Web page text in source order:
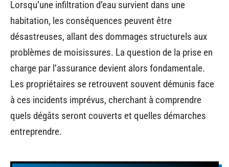
Lorsqu’une infiltration d’eau survient dans une
habitation, les conséquences peuvent être
désastreuses, allant des dommages structurels aux
problèmes de moisissures. La question de la prise en
charge par l’assurance devient alors fondamentale.
Les propriétaires se retrouvent souvent démunis face
à ces incidents imprévus, cherchant à comprendre
quels dégâts seront couverts et quelles démarches
entreprendre.